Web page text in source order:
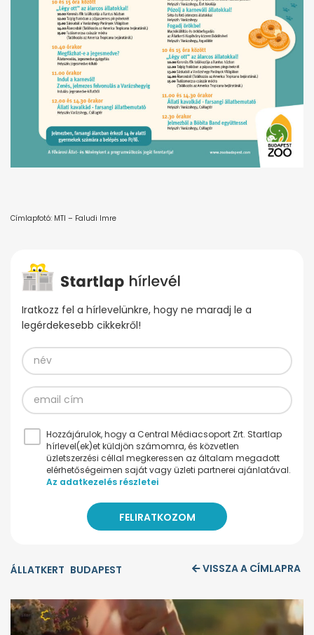
Címlapfotó: MTI – Faludi Imre
Iratkozz fel a hírlevelünkre, hogy ne maradj le a
legérdekesebb cikkekről!
Hozzájárulok, hogy a Central Médiacsoport Zrt. Startlap
hírlevel(ek)et küldjön számomra, és közvetlen
üzletszerzési céllal megkeressen az általam megadott
elérhetőségeimen saját vagy üzleti partnerei ajánlatával.
Az adatkezelés részletei
ÁLLATKERT BUDAPEST VISSZA A CÍMLAPRA